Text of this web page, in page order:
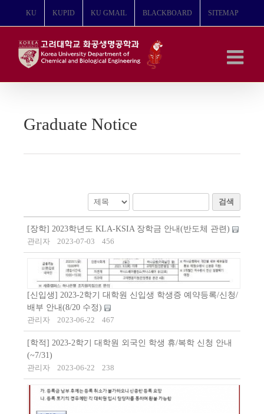
뛰
KU KUPID KU GMAIL BLACKBOARD SITEMAP
Graduate Notice
검색
[장학] 2023학년도 KLA-KSIA 장학금 안내(반도체 관련)
관리자
2023-07-03 456
[신입생] 2023-2학기 대학원 신입생 학생증 예약등록/신청/
배부 안내(8/20 수정)
관리자
2023-06-22 467
[학적] 2023-2학기 대학원 외국인 학생 휴/복학 신청 안내
(~7/31)
관리자
2023-06-22 238